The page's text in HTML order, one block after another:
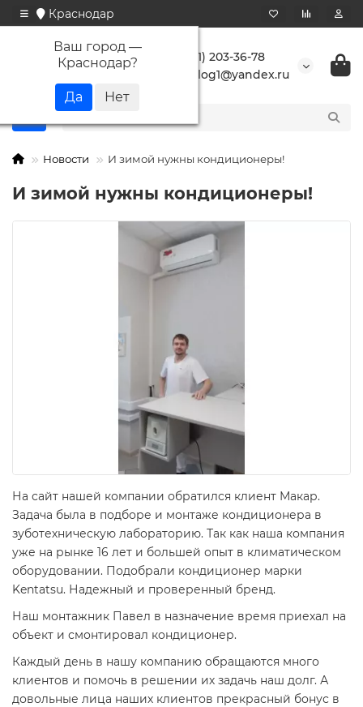
Краснодар
Ваш город —
Краснодар?
+7 (861) 203-36-78
buranlog1@yandex.ru
Новости И зимой нужны кондиционеры!
И зимой нужны кондиционеры!
На сайт нашей компании обратился клиент Макар.
Задача была в подборе и монтаже кондиционера в
зуботехническую лабораторию. Так как наша компания
уже на рынке 16 лет и большей опыт в климатическом
оборудовании. Подобрали кондиционер марки
Kentatsu. Надежный и проверенный бренд.
Наш монтажник Павел в назначение время приехал на
объект и смонтировал кондиционер.
Каждый день в нашу компанию обращаются много
клиентов и помочь в решении их задачь наш долг. А
довольные лица наших клиентов прекрасный бонус в